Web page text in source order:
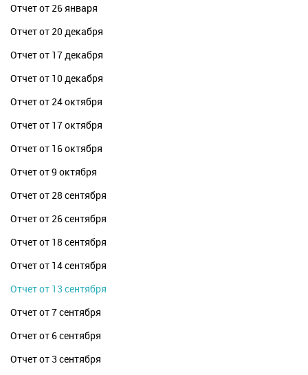
Отчет от 26 января
Отчет от 20 декабря
Отчет от 17 декабря
Отчет от 10 декабря
Отчет от 24 октября
Отчет от 17 октября
Отчет от 16 октября
Отчет от 9 октября
Отчет от 28 сентября
Отчет от 26 сентября
Отчет от 18 сентября
Отчет от 14 сентября
Отчет от 13 сентября
Отчет от 7 сентября
Отчет от 6 сентября
Отчет от 3 сентября